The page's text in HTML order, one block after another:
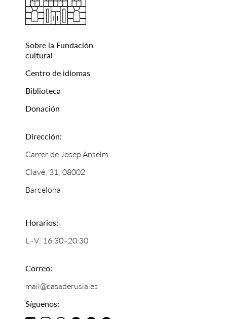
Sobre la Fundación
cultural
Centro de idiomas
Biblioteca
Donación
Dirección:
Carrer de Josep Anselm
Clavé, 31, 08002
Barcelona
Horarios:
L–V: 16:30–20:30
Correo:
mail@casaderusia.es
Síguenos: